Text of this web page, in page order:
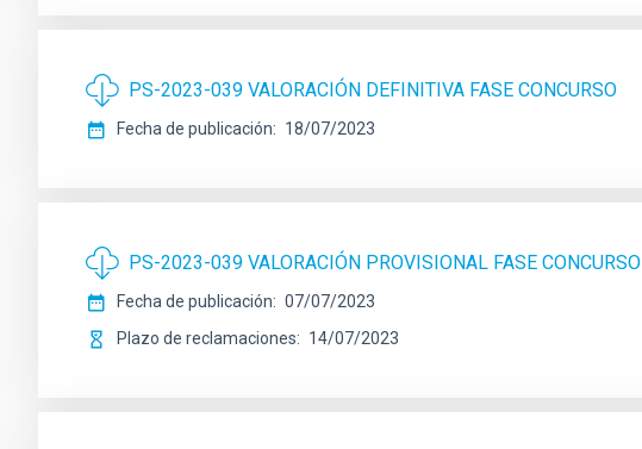
PS-2023-039 VALORACIÓN DEFINITIVA FASE CONCURSO
Fecha de publicación 18/07/2023
PS-2023-039 VALORACIÓN PROVISIONAL FASE CONCURSO
Fecha de publicación
07/07/2023
Plazo de reclamaciones
14/07/2023